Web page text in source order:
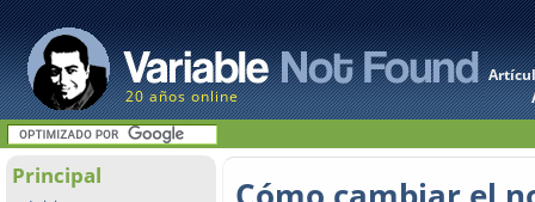
20 años online
Principal